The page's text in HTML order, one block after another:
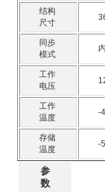
结构
尺寸
同步
模式
工作
电压
工作
温度
-
存储
温度
-
参
数